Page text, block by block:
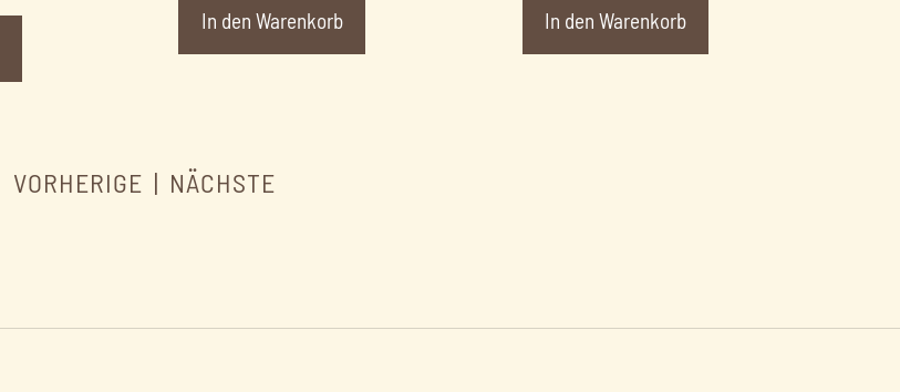
In den Warenkorb In den Warenkorb
VORHERIGE | NÄCHSTE